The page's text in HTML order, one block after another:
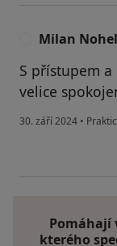
Milan Nohel
S přístupem
velice
30. září 2024 •
Pomáhají
kterého